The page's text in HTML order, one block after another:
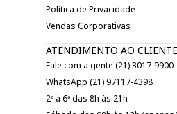
Política de Privacidade
Vendas Corporativas
ATENDIMENTO AO CLIENTE
Fale com a gente (21) 3017-
WhatsApp (21) 97117-4398
2ª à 6ª das 8h às 21h